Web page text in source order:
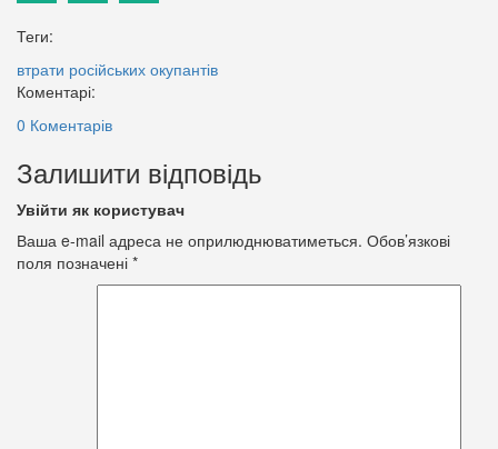
Теги:
втрати російських окупантів
Коментарі:
0 Коментарів
Залишити відповідь
Увійти як користувач
Ваша e-mail адреса не оприлюднюватиметься. Обов’язкові
поля позначені *